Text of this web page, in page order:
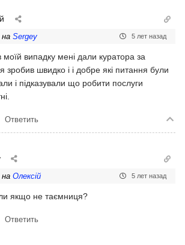
Sergey 5 лет назад
випадку мені дали куратора за
зробив швидко і і добре які питання були
і підказували що робити послуги
Ответить
Олексій 5 лет назад
якщо не таємниця?
Ответить